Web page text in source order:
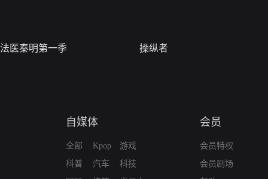
法医秦明第一季 操纵者
自媒体
全部
科普
Kpop
汽车
游戏
科技
会员
会员特权
会员剧场